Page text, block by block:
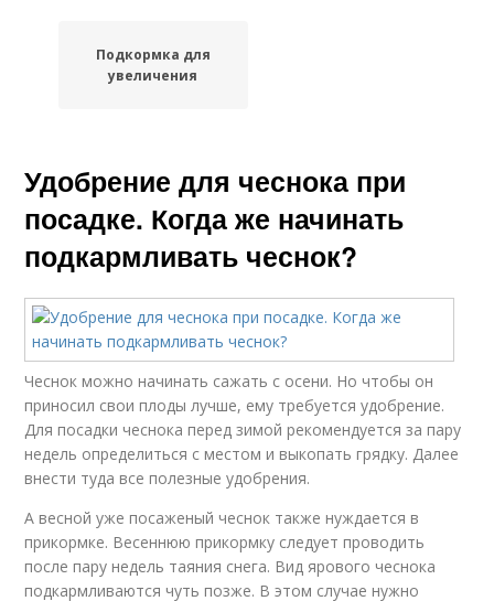
Подкормка для
увеличения
Удобрение для чеснока при
посадке. Когда же начинать
подкармливать чеснок?
Чеснок можно начинать сажать с осени. Но чтобы он
приносил свои плоды лучше, ему требуется удобрение.
Для посадки чеснока перед зимой рекомендуется за пару
недель определиться с местом и выкопать грядку. Далее
внести туда все полезные удобрения.
А весной уже посаженый чеснок также нуждается в
прикормке. Весеннюю прикормку следует проводить
после пару недель таяния снега. Вид ярового чеснока
подкармливаются чуть позже. В этом случае нужно